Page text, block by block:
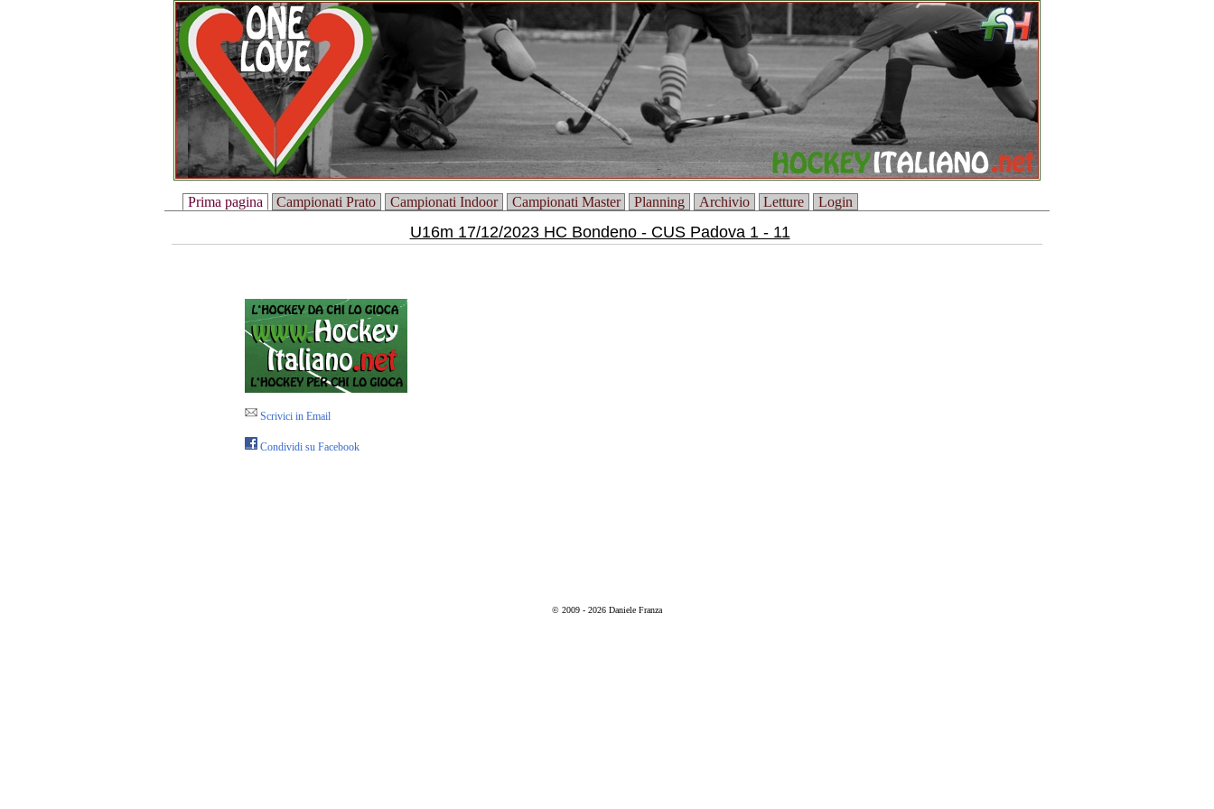
Prima pagina Campionati Prato Campionati Indoor Campionati Master Planning Archivio Letture Login
U16m 17/12/2023 HC Bondeno - CUS Padova 1 - 11
Scrivici in Email
Condividi su Facebook
© 2009 - 2026 Daniele Franza